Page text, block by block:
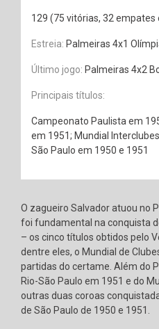
129 (75 vitórias, 32 empates
Estreia: Palmeiras 4x1
Último jogo: Palmeiras 4x2
Principais títulos:
Campeonato Paulista em
em 1951; Mundial
São Paulo em 1950 e 1951
O zagueiro Salvador atuou no
foi fundamental na conquista
– os cinco títulos obtidos pelo
dentre eles, o Mundial de
partidas do certame. Além do
Rio-São Paulo em 1951 e do
outras duas coroas
de São Paulo de 1950 e 1951.